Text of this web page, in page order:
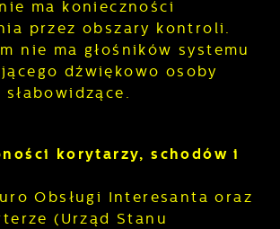
ma konieczności
przez obszary kontroli.
nie ma głośników systemu
dźwiękowo osoby
korytarzy, schodów i
Obsługi Interesanta oraz
(Urząd Stanu